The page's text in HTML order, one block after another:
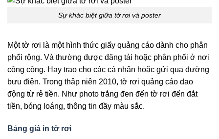
Sự khác biệt giữa tờ rơi và poster
Một tờ rơi là một hình thức giấy quảng cáo dành cho phân
phối rộng. Và thường được đăng tải hoặc phân phối ở nơi
công cộng. Hay trao cho các cá nhân hoặc gửi qua đường
bưu điện. Trong thập niên 2010, tờ rơi quảng cáo dao
động từ rẻ tiền. Như photo trắng đen đến tờ rơi đến đắt
tiền, bóng loáng, thông tin đầy màu sắc.
Bảng giá in tờ rơi